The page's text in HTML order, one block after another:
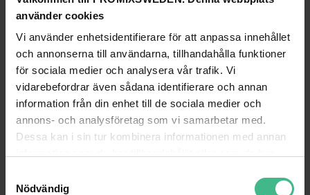
använder cookies
Vi använder enhetsidentifierare för att anpassa innehållet
och annonserna till användarna, tillhandahålla funktioner
för sociala medier och analysera vår trafik. Vi
vidarebefordrar även sådana identifierare och annan
information från din enhet till de sociala medier och
annons- och analysföretag som vi samarbetar med.
Dessa kan i sin tur kombinera informationen med annan
Nödvändig
GÅ TILL PRODUKT
ANDRA KUNDER KÖPTE OCKSÅ